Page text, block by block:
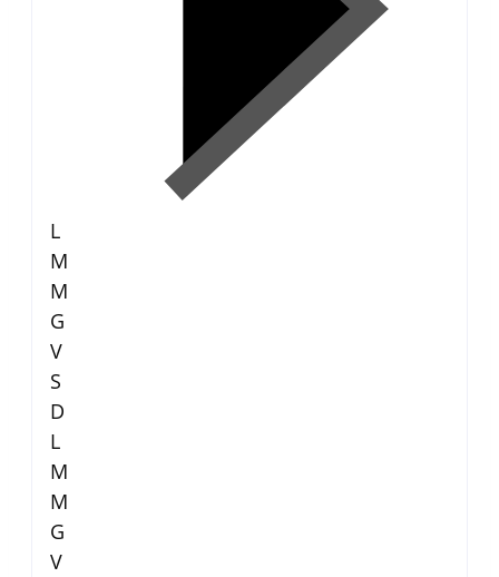
L
M
M
G
V
S
D
L
M
M
G
V